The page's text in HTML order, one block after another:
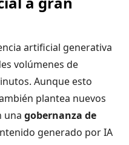
artificial generativa
volúmenes de
Aunque esto
plantea nuevos
una gobernanza de
generado por IA